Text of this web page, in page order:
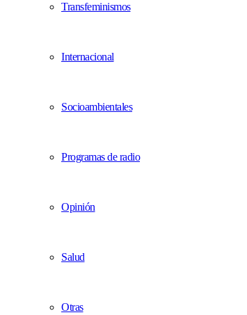
Transfeminismos
Internacional
Socioambientales
Programas de radio
Opinión
Salud
Otras